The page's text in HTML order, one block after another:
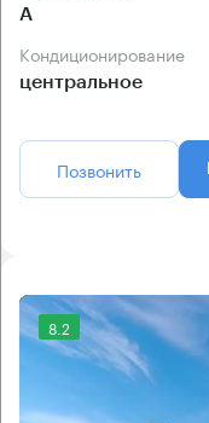
А
Кондиционирование
центральное
Позвонить
8.2